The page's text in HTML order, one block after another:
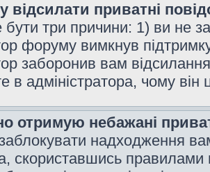
відсилати приватні
три причини: 1) ви не
форуму вимкнув
заборонив вам
в адміністратора, чому він
отримую небажані
надходження
скориставшись